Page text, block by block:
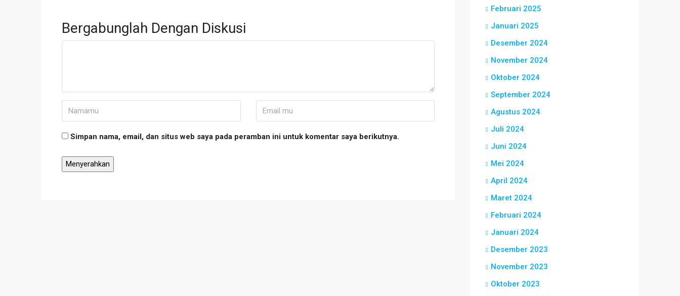
Bergabunglah Dengan Diskusi
Simpan nama, email, dan situs web saya pada peramban ini untuk komentar saya berikutnya.
Februari 2025
Januari 2025
Desember 2024
November 2024
Oktober 2024
September 2024
Agustus 2024
Juli 2024
Juni 2024
Mei 2024
April 2024
Maret 2024
Februari 2024
Januari 2024
Desember 2023
November 2023
Oktober 2023